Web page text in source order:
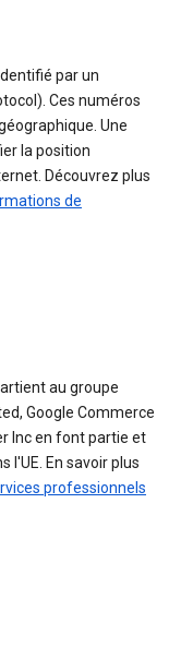
par un
Ces numéros
Une
la position
Découvrez plus
de
au groupe
Google Commerce
Inc en font partie et
l'UE. En savoir plus
professionnels